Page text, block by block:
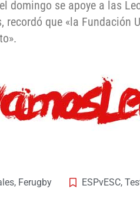
domingo se apoye a las
recordó que «la Fundación
, Ferugby ESPvESC,